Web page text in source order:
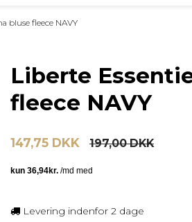
bluse fleece NAVY
Liberte
fleece NAVY
147,75 DKK 197,00 DKK
Levering indenfor 2 dage